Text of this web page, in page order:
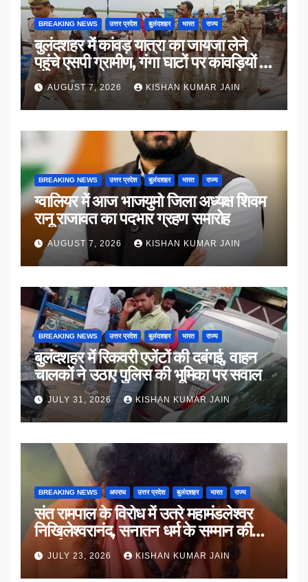
BREAKING NEWS उत्तर प्रदेश बुलंदशहर भारत राज्य
बुलंदशहर में कांवड़ यात्रा का जायजा लेने
पहुंचे एसपी ग्रामीण, गंगा घाटों पर कांवड़ियों से
किया संवाद
AUGUST 7, 2026 KISHAN KUMAR JAIN
BREAKING NEWS उत्तर प्रदेश बुलंदशहर भारत राज्य
ग्वालियर में आज भाजयुमो जिला अध्यक्ष शिवम
रानू राजावत का पदभार ग्रहण समारोह
AUGUST 7, 2026 KISHAN KUMAR JAIN
BREAKING NEWS उत्तर प्रदेश बुलंदशहर भारत राज्य
बुलंदशहर में रिकवरी एजेंटों की दबंगई, वाहन
चालकों ने उठाए पुलिस की भूमिका पर सवाल
JULY 31, 2026 KISHAN KUMAR JAIN
BREAKING NEWS अपराध उत्तर प्रदेश बुलंदशहर भारत राज्य
संत रामपाल के विरोध में उतरे महामंडलेश्वर
निखिलेश्वरानंद, सनातन धर्म के सम्मान की
उठाई मांग
JULY 23, 2026 KISHAN KUMAR JAIN